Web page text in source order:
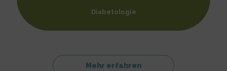
Diabetologie
Mehr erfahren